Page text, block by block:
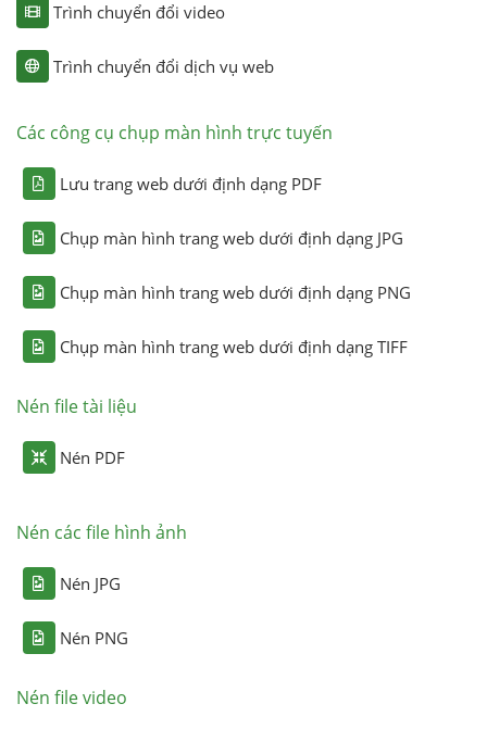
Trình chuyển đổi video
Trình chuyển đổi dịch vụ web
Các công cụ chụp màn hình trực tuyến
Lưu trang web dưới định dạng PDF
Chụp màn hình trang web dưới định dạng JPG
Chụp màn hình trang web dưới định dạng PNG
Chụp màn hình trang web dưới định dạng TIFF
Nén file tài liệu
Nén PDF
Nén các file hình ảnh
Nén JPG
Nén PNG
Nén file video